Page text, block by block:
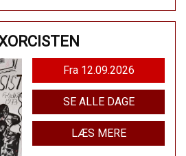
Fra 12.09.2026
SE ALLE DAGE
LÆS MERE